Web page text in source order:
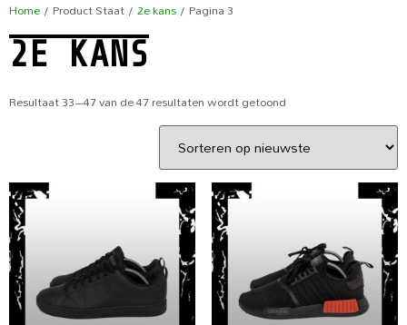
Home/ Product Staat /2e kans/ Pagina 3
2E KANS
Resultaat 33–47 van de 47 resultaten wordt getoond